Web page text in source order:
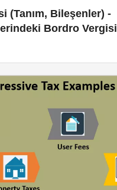
(Tanım, Bileşenler) -
Bordro Vergisi